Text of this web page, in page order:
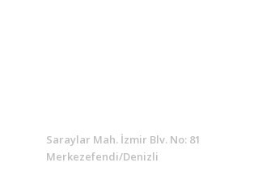
Saraylar Mah. İzmir Blv. No: 81
Merkezefendi/Denizli